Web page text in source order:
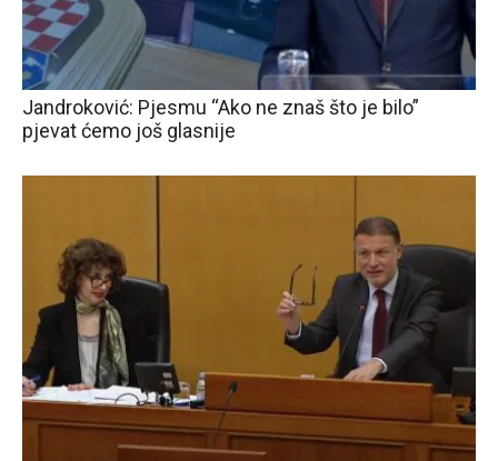
Jandroković: Pjesmu “Ako ne znaš što je bilo”
pjevat ćemo još glasnije